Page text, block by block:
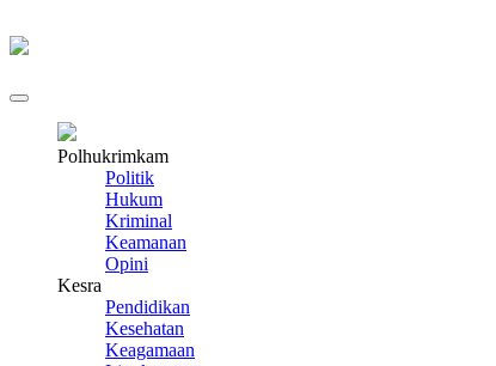
Polhukrimkam
Politik
Hukum
Kriminal
Keamanan
Opini
Kesra
Pendidikan
Kesehatan
Keagamaan